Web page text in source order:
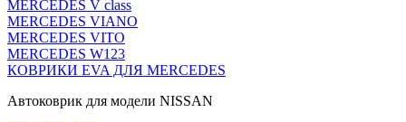
MERCEDES V class
MERCEDES VIANO
MERCEDES VITO
MERCEDES W123
КОВРИКИ EVA ДЛЯ MERCEDES
Автоковрик для модели NISSAN